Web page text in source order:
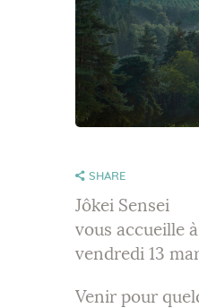
SHARE
Jôkei Sensei
vous accueille
vendredi 13
Venir pour